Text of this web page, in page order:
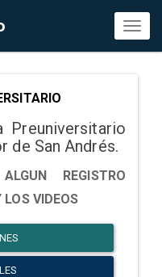
Preuniversitario
de San Andrés.
REGISTRO
LOS VIDEOS